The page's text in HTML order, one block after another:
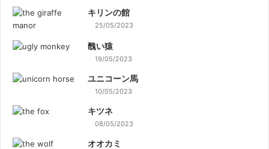
キリンの館
25/05/2023
醜い猿
19/05/2023
ユニコーン馬
10/05/2023
キツネ
08/05/2023
オオカミ